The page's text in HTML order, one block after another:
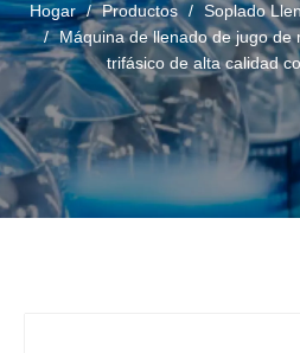
Hogar / Productos / Soplado
/ Máquina de llenado de jugo de
trifásico de alta calidad